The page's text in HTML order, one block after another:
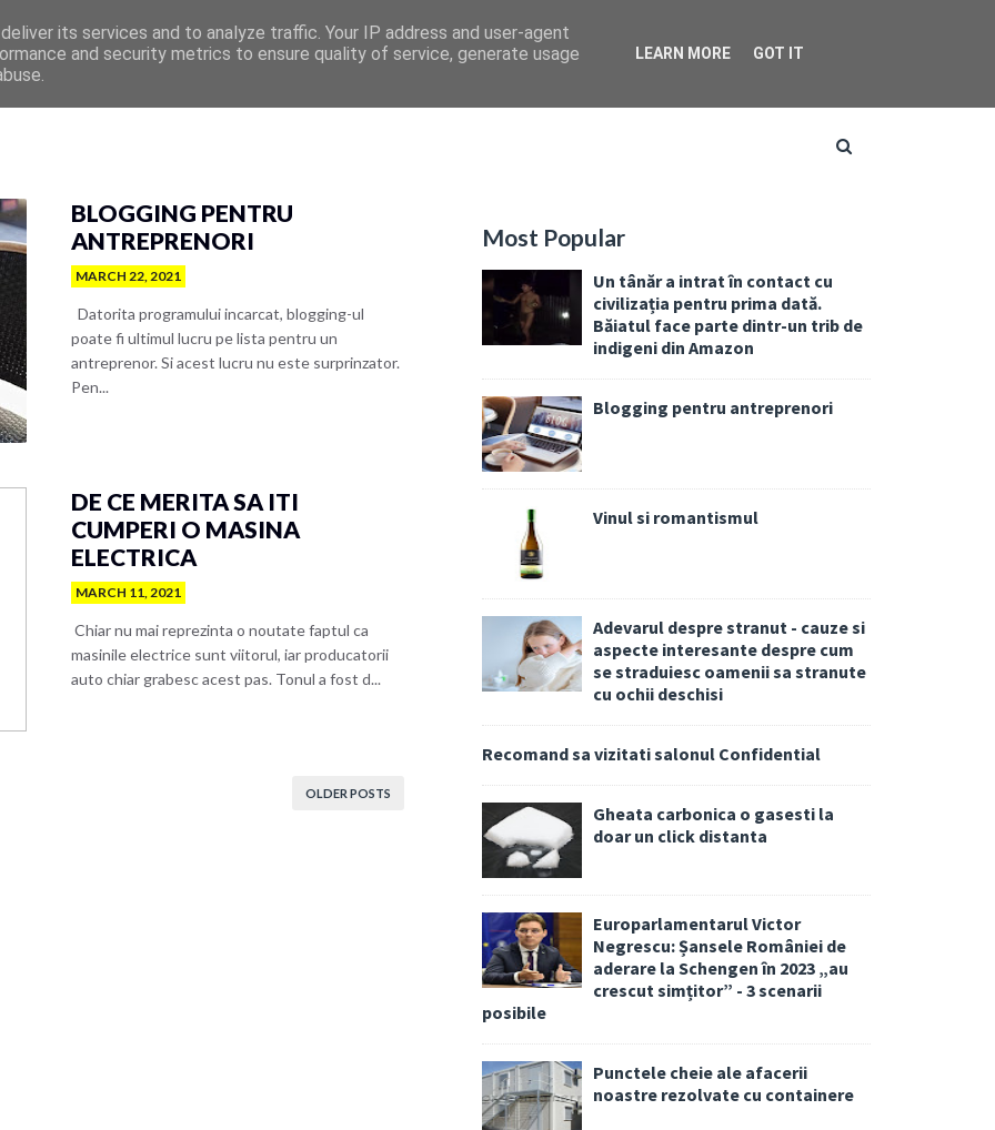
BLOGGING PENTRU
ANTREPRENORI
MARCH 22, 2021
Datorita programului incarcat, blogging-ul
poate fi ultimul lucru pe lista pentru un
antreprenor. Si acest lucru nu este surprinzator.
Pen...
DE CE MERITA SA ITI
CUMPERI O MASINA
ELECTRICA
MARCH 11, 2021
Chiar nu mai reprezinta o noutate faptul ca
masinile electrice sunt viitorul, iar producatorii
auto chiar grabesc acest pas. Tonul a fost d...
OLDER POSTS
Most Popular
Un tânăr a intrat în contact cu
civilizația pentru prima dată.
Băiatul face parte dintr-un trib de
indigeni din Amazon
Blogging pentru antreprenori
Vinul si romantismul
Adevarul despre stranut - cauze si
aspecte interesante despre cum
se straduiesc oamenii sa stranute
cu ochii deschisi
Recomand sa vizitati salonul Confidential
Gheata carbonica o gasesti la
doar un click distanta
Europarlamentarul Victor
Negrescu: Șansele României de
aderare la Schengen în 2023 „au
crescut simțitor” - 3 scenarii
posibile
Punctele cheie ale afacerii
noastre rezolvate cu containere
its services and to analyze traffic. Your IP address and user-agent
and security metrics to ensure quality of service, generate usage
LEARN MORE GOT IT